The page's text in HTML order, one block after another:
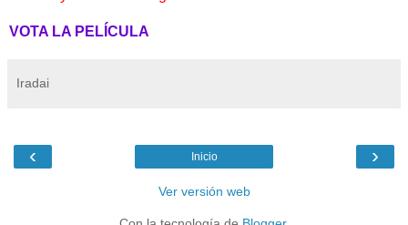
VOTA LA PELÍCULA
Iradai
‹ ›
Inicio
Ver versión web